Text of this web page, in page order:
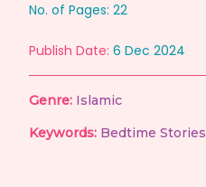
No. of Pages: 22
Publish Date: 6 Dec 2024
Genre: Islamic
Keywords: Bedtime Stories